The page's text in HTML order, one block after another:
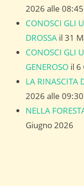
2026 alle 08:45
CONOSCI GLI
DROSSA il 31
CONOSCI GLI
GENEROSO il 6
LA RINASCITA
2026 alle 09:30
NELLA
Giugno 2026